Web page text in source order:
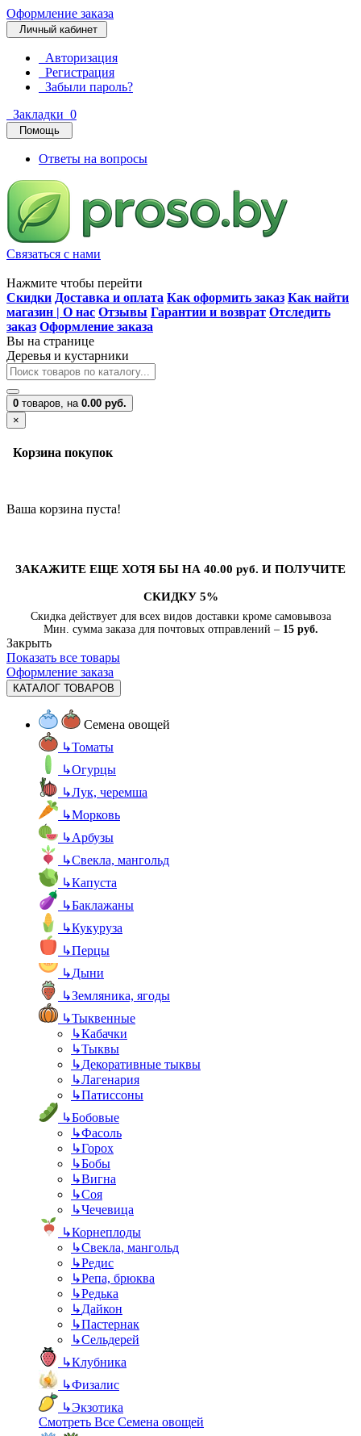
Оформление заказа
Личный кабинет
Авторизация
Регистрация
Забыли пароль?
Закладки 0
Помощь
Ответы на вопросы
Связаться с нами
Нажмите чтобы перейти
Скидки Доставка и оплата Как оформить заказ Как найти
магазин | О нас Отзывы Гарантии и возврат Отследить
заказ Оформление заказа
Вы на странице
Деревья и кустарники
0 товаров, на 0.00 руб.
×
Корзина покупок
Ваша корзина пуста!
ЗАКАЖИТЕ ЕЩЕ ХОТЯ БЫ НА 40.00 руб. И ПОЛУЧИТЕ
СКИДКУ 5%
Скидка действует для всех видов доставки кроме самовывоза
Мин. сумма заказа для почтовых отправлений – 15 руб.
Закрыть
Показать все товары
Оформление заказа
КАТАЛОГ ТОВАРОВ
Семена овощей
↳Томаты
↳Огурцы
↳Лук, черемша
↳Морковь
↳Арбузы
↳Свекла, мангольд
↳Капуста
↳Баклажаны
↳Кукуруза
↳Перцы
↳Дыни
↳Земляника, ягоды
↳Тыквенные
↳Кабачки
↳Тыквы
↳Декоративные тыквы
↳Лагенария
↳Патиссоны
↳Бобовые
↳Фасоль
↳Горох
↳Бобы
↳Вигна
↳Соя
↳Чечевица
↳Корнеплоды
↳Свекла, мангольд
↳Редис
↳Репа, брюква
↳Редька
↳Дайкон
↳Пастернак
↳Сельдерей
↳Клубника
↳Физалис
↳Экзотика
Смотреть Все Семена овощей